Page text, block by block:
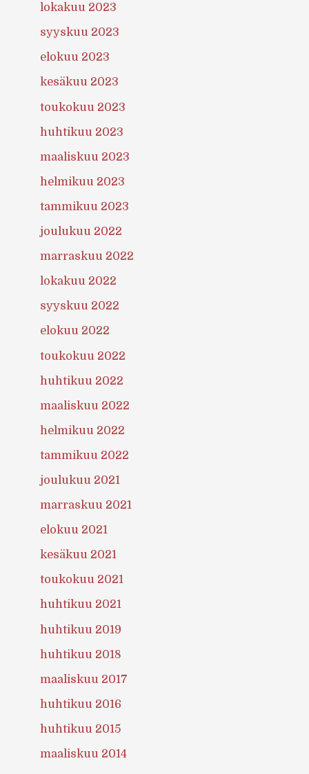
lokakuu 2023
syyskuu 2023
elokuu 2023
kesäkuu 2023
toukokuu 2023
huhtikuu 2023
maaliskuu 2023
helmikuu 2023
tammikuu 2023
joulukuu 2022
marraskuu 2022
lokakuu 2022
syyskuu 2022
elokuu 2022
toukokuu 2022
huhtikuu 2022
maaliskuu 2022
helmikuu 2022
tammikuu 2022
joulukuu 2021
marraskuu 2021
elokuu 2021
kesäkuu 2021
toukokuu 2021
huhtikuu 2021
huhtikuu 2019
huhtikuu 2018
maaliskuu 2017
huhtikuu 2016
huhtikuu 2015
maaliskuu 2014